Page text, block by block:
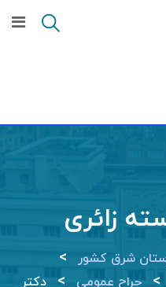
زائری
شرق کشور >
> جراح عمومی > دکتر